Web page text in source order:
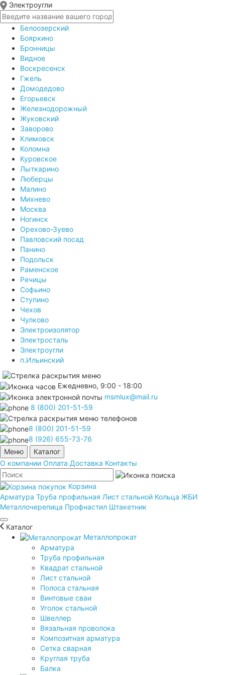
Электроугли
Белоозерский
Бояркино
Бронницы
Видное
Воскресенск
Гжель
Домодедово
Егорьевск
Железнодорожный
Жуковский
Заворово
Климовск
Коломна
Куровское
Лыткарино
Люберцы
Малино
Михнево
Москва
Ногинск
Орехово-Зуево
Павловский посад
Панино
Подольск
Раменское
Речицы
Софьино
Ступино
Чехов
Чулково
Электроизолятор
Электросталь
Электроугли
п.Ильинский
Ежедневно, 9:00 - 18:00
msmlux@mail.ru
8 (800) 201-51-59
8 (800) 201-51-59
8 (926) 655-73-76
Меню
Каталог
О компании Оплата Доставка Контакты
Корзина
Арматура Труба профильная Лист стальной Кольца ЖБИ
Металлочерепица Профнастил Штакетник
Каталог
Металлопрокат
Арматура
Труба профильная
Квадрат стальной
Лист стальной
Полоса стальная
Винтовые сваи
Уголок стальной
Швеллер
Вязальная проволока
Композитная арматура
Сетка сварная
Круглая труба
Балка